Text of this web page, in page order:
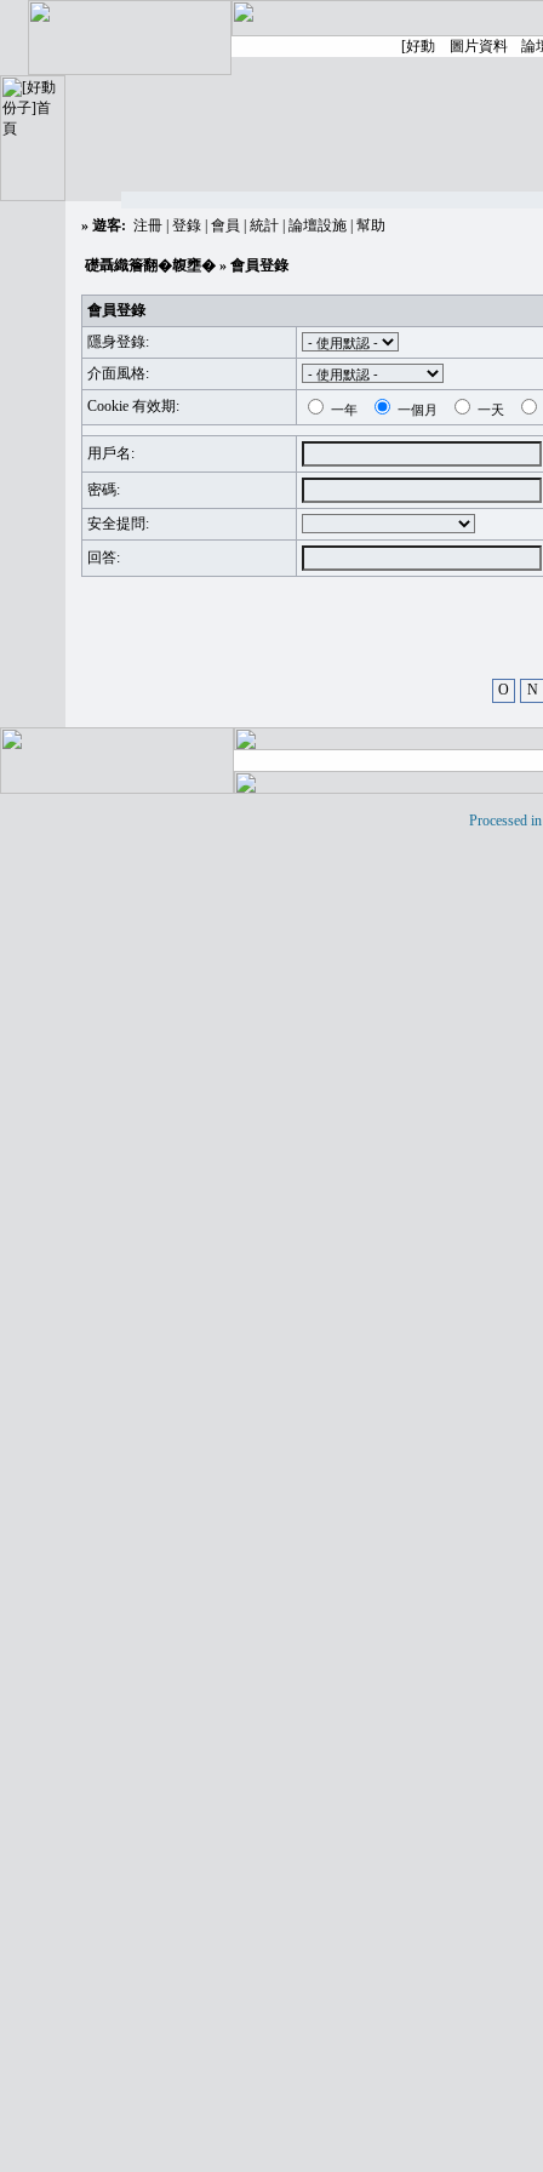
» 遊客: 注冊 登錄 會員 統計 論壇設施 幫助
礎聶織簷翻�䪖壅� » 會員登錄
會員登錄
隱身登錄:
介面風格:
Cookie 有效期:
一年 一個月 一天
用戶名:
密碼:
安全提問:
回答:
O N
Processed